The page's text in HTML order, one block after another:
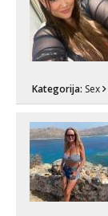
Kategorija: Sex